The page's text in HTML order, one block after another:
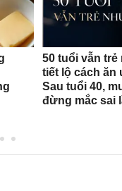
50 tuổi vẫn
tiết lộ cách ăn
Sau tuổi 40,
đừng mắc sai